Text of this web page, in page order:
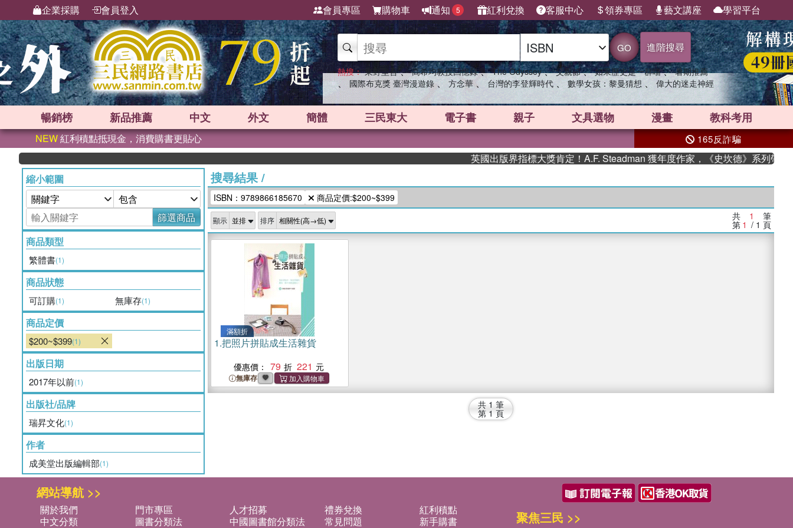
企業採購 會員登入 會員專區 購物車 通知 5 紅利兌換 客服中心 領券專區 藝文講座 學習平台
GO 進階搜尋
熱搜： 東野圭吾 、 高希均教授回憶錄 、 The Odyssey 、 父親節 、 如果歷史是一群喵 、 暑期推薦
、 國際布克獎 臺灣漫遊錄 、 方念華 、 台灣的李登輝時代 、 數學女孩：黎曼猜想 、 偉大的迷走神經
暢銷榜 新品推薦 中文 外文 簡體 三民東大 電子書 親子 文具選物 漫畫 教科考用
NEW紅利積點抵現金，消費購書更貼心 165反詐騙
英國出版界指標大獎肯定！A.F. Steadman 獲年度作家，《史坎德》系列帶你踏
縮小範圍
篩選商品
商品類型
繁體書(1)
商品狀態
可訂購(1) 無庫存(1)
商品定價
$200~$399(1)
出版日期
2017年以前(1)
出版社/品牌
瑞昇文化(1)
作者
成美堂出版編輯部(1)
搜尋結果/
ISBN：9789866185670 商品定價:$200~$399
顯示 排序 共 1 筆
第 1 / 1 頁
滿額折
1.把照片拼貼成生活雜貨
優惠價： 79 221
無庫存
共 1 筆
第 1 頁
網站導航 >>
關於我們 門市專區 人才招募 禮券兌換
紅利積點
中文分類
圖書分類法 中國圖書館分類法 常見問題
新手購書
聚焦三民 >>